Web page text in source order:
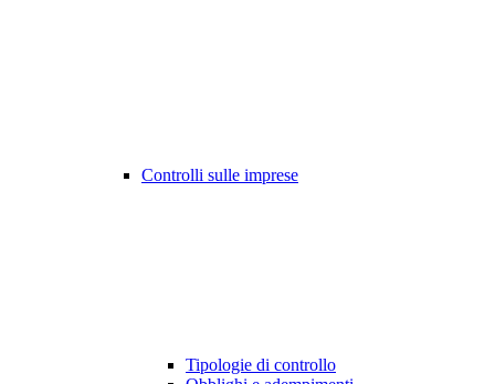
Controlli sulle imprese
Tipologie di controllo